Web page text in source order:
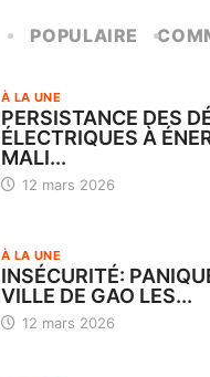
POPULAIRE
À LA UNE
PERSISTANCE DES
ÉLECTRIQUES À
MALI...
12 mars 2026
À LA UNE
INSÉCURITÉ:
VILLE DE GAO LES...
12 mars 2026